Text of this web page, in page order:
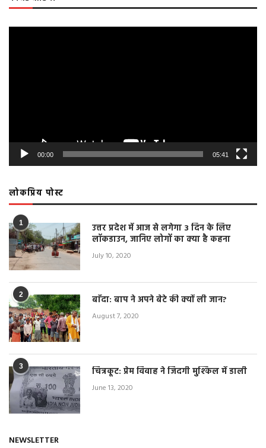
00:00 05:41
लोकप्रिय पोस्ट
1
उत्तर प्रदेश में आज से लगेगा 3 दिन के लिए
लॉकडाउन, जानिए लोगों का क्या है कहना
July 10, 2020
2 बाँदा: बाप ने अपने बेटे की क्यों ली जान?
August 7, 2020
3 चित्रकूट: प्रेम विवाह ने जिंदगी मुश्किल में डाली
June 13, 2020
NEWSLETTER